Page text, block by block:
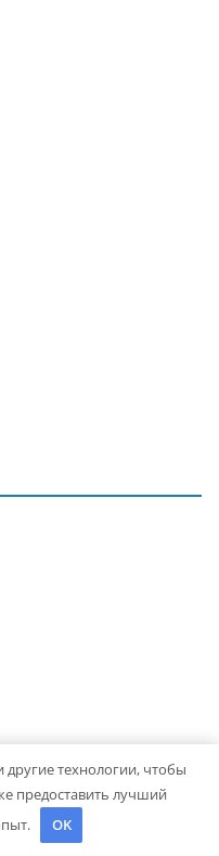
другие технологии, чтобы
предоставить лучший
OK